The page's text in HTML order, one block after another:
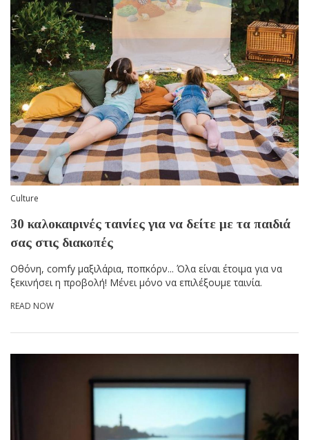
Culture
30 καλοκαιρινές ταινίες για να δείτε με τα παιδιά
σας στις διακοπές
Οθόνη, comfy μαξιλάρια, ποπκόρν... Όλα είναι έτοιμα για να
ξεκινήσει η προβολή! Μένει μόνο να επιλέξουμε ταινία.
READ NOW